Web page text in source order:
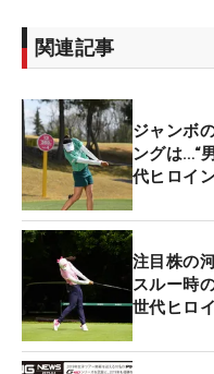
レスに身を包んだ。コ
魅力的な姿で、女子
今大会には108人が出
人）。ディフェンデ
ョンや昨年賞金女王の
国）、昨季賞金ランキ
子、成田美寿々らに加
新垣比菜、小祝さく
面々も開幕戦に華を
7日の第1ラウンドは
関連記事
ジャンボ
ングは…“
代ヒロイ
注目株の
スルー時
世代ヒロ